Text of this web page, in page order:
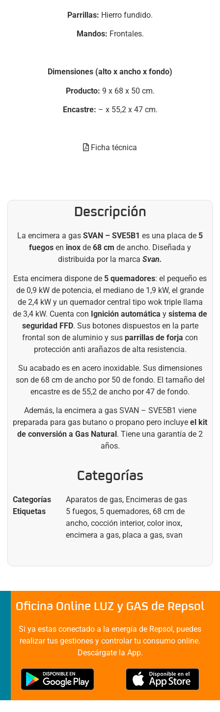
Parrillas: Hierro fundido.
Mandos: Frontales.
Dimensiones (alto x ancho x fondo)
Producto: 9 x 68 x 50 cm.
Encastre: – x 55,2 x 47 cm.
Ficha técnica
Descripción
La encimera a gas SVAN – SVE5B1 es una placa de 5
fuegos en inox de 68 cm de ancho. Diseñada y
distribuida por la marca Svan.
Esta encimera dispone de 5 quemadores: el pequeño es
de 0,9 kW de potencia, el mediano de 1,9 kW, el grande
de 2,4 kW y un quemador central tipo wok triple llama
de 3,4 kW. Cuenta con Ignición automática y sistema de
seguridad FFD. Sus botones dispuestos en la parte
frontal son de aluminio y sus parrillas de forja con
protección anti arañazos de alta resistencia.
Su acabado es en acero inoxidable. Sus dimensiones
son de 68 cm de ancho por 50 de fondo. El tamaño del
encastre es de 55,2 de ancho por 47 de fondo.
Además, la encimera a gas SVAN – SVE5B1 viene
preparada para gas butano o propano pero incluye el kit
de conversión a Gas Natural . Tiene una garantía de 2
años.
Categorías
Categorías Aparatos de gas, Encimeras de gas
Etiquetas
5 fuegos, 5 quemadores, 68 cm de
ancho, cocción interior, color inox,
encimera a gas, placa a gas, svan
Oficina Online LUZ y GAS de Repsol
Si ya estas conectado a la energía de Repsol, puedes
realizar tus gestiones y controlar tu consumo online.
Descárgate la App.